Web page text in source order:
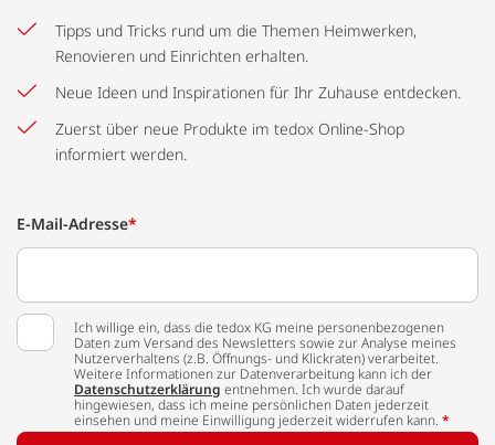
Tipps und Tricks rund um die Themen Heimwerken,
Renovieren und Einrichten erhalten.
Neue Ideen und Inspirationen für Ihr Zuhause entdecken.
Zuerst über neue Produkte im tedox Online-Shop
informiert werden.
E-Mail-Adresse*
Ich willige ein, dass die tedox KG meine personenbezogenen
Daten zum Versand des Newsletters sowie zur Analyse meines
Nutzerverhaltens (z.B. Öffnungs- und Klickraten) verarbeitet.
Weitere Informationen zur Datenverarbeitung kann ich der
Datenschutzerklärung entnehmen. Ich wurde darauf
hingewiesen, dass ich meine persönlichen Daten jederzeit
einsehen und meine Einwilligung jederzeit widerrufen kann. *